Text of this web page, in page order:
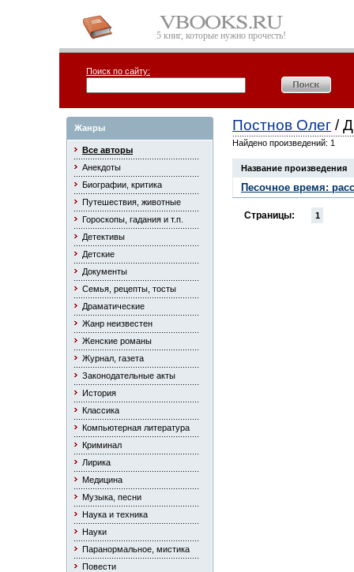
5 книг, которые нужно прочесть!
Поиск по сайту:
Жанры
Все авторы
Анекдоты
Биографии, критика
Путешествия, животные
Гороскопы, гадания и т.п.
Детективы
Детские
Документы
Семья, рецепты, тосты
Драматические
Жанр неизвестен
Женские романы
Журнал, газета
Законодательные акты
История
Классика
Компьютерная литература
Криминал
Лирика
Медицина
Музыка, песни
Наука и техника
Науки
Паранормальное, мистика
Повести
Постнов Олег /
Найдено произведений: 1
Название произведения
Песочное время:
Страницы: 1